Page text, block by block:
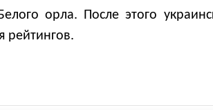
орла. После этого
рейтингов.